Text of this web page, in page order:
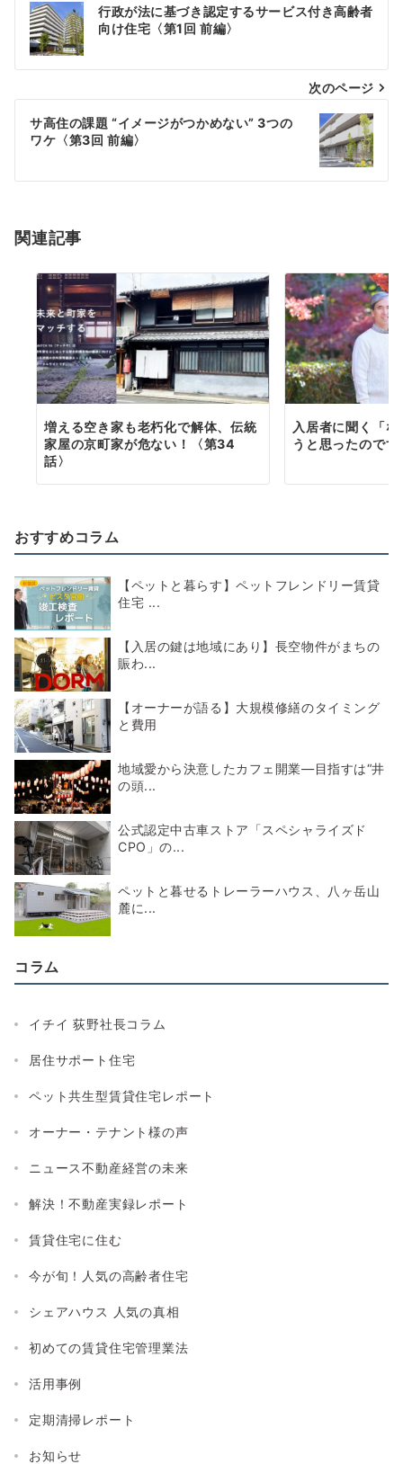
稿
ナ
ビ
ゲ
ョ
ン
行政が法に基づき認定するサービス付き高齢者
向け住宅〈第1回 前編〉
次のページ
サ高住の課題 “イメージがつかめない” 3つの
ワケ〈第3回 前編〉
関連記事
増える空き家も老朽化で解体、伝統
家屋の京町家が危ない！〈第34
話〉
入居者に聞く「
うと思ったので
おすすめコラム
【ペットと暮らす】ペットフレンドリー賃貸
住宅 ...
【入居の鍵は地域にあり】長空物件がまちの
賑わ...
【オーナーが語る】大規模修繕のタイミング
と費用
地域愛から決意したカフェ開業―目指すは“井
の頭...
公式認定中古車ストア「スペシャライズド
CPO」の...
ペットと暮せるトレーラーハウス、八ヶ岳山
麓に...
コラム
イチイ 荻野社長コラム
居住サポート住宅
ペット共生型賃貸住宅レポート
オーナー・テナント様の声
ニュース不動産経営の未来
解決！不動産実録レポート
賃貸住宅に住む
今が旬！人気の高齢者住宅
シェアハウス 人気の真相
初めての賃貸住宅管理業法
活用事例
定期清掃レポート
お知らせ